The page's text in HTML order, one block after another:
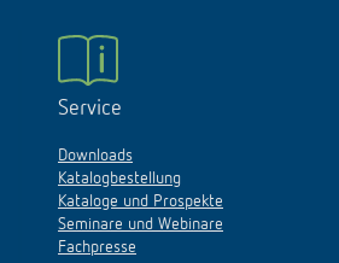
Service
Downloads
Katalogbestellung
Kataloge und Prospekte
Seminare und Webinare
Fachpresse